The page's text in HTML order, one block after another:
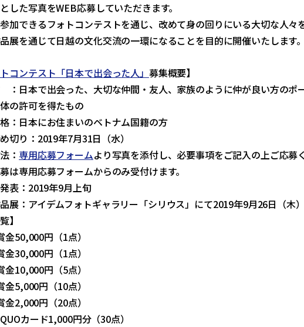
した写真をWEB応募していただきます。
加できるフォトコンテストを通じ、改めて身の回りにいる大切な人々
展を通じて日越の文化交流の一環になることを目的に開催いたします。
コンテスト「日本で出会った人」 募集概要】
：日本で出会った、大切な仲間・友人、家族のように仲が良い方のポ
の許可を得たもの
：日本にお住まいのベトナム国籍の方
切り：2019年7月31日（水）
： 専用応募フォームより写真を添付し、必要事項をご記入の上ご応募
は専用応募フォームからのみ受付けます。
表：2019年9月上旬
展：アイデムフォトギャラリー「シリウス」にて2019年9月26日（木
】
金50,000円（1点）
金30,000円（1点）
金10,000円（5点）
金5,000円（10点）
金2,000円（20点）
カード1,000円分（30点）